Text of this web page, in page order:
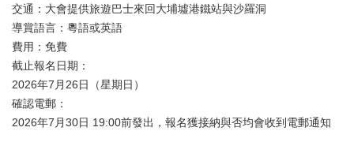
交通：大會提供旅遊巴士來回大埔墟港鐵站與沙羅洞
導賞語言：粵語或英語
費用：免費
截止報名日期：
2026年7月26日（星期日）
確認電郵：
2026年7月30日 19:00前發出，報名獲接納與否均會收到電郵通知